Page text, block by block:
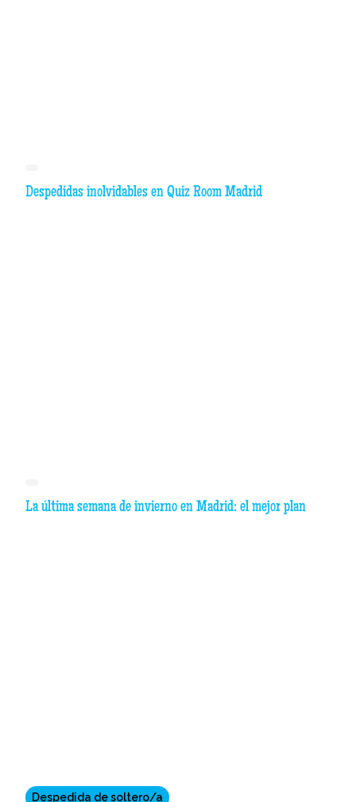
Despedidas inolvidables en Quiz Room Madrid
La última semana de invierno en Madrid: el mejor plan
Despedida de soltero/a